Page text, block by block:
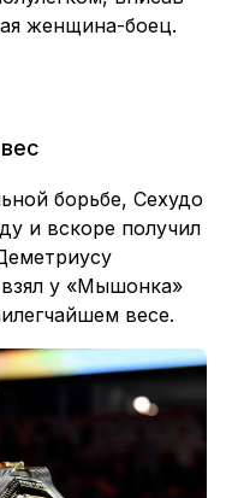
женщина-боец.
борьбе, Сехудо
и вскоре получил
у «Мышонка»
весе.